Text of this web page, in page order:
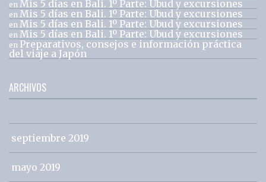
en Mis 5 días en Bali. 1º Parte: Ubud y excursiones
en Mis 5 días en Bali. 1º Parte: Ubud y excursiones
en Mis 5 días en Bali. 1º Parte: Ubud y excursiones
en Mis 5 días en Bali. 1º Parte: Ubud y excursiones
en Preparativos, consejos e información práctica
del viaje a Japón
ARCHIVOS
septiembre 2019
mayo 2019